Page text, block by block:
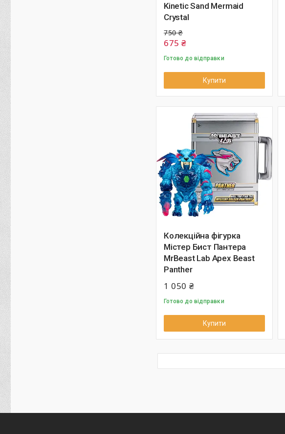
Kinetic Sand Mermaid
Crystal
750 ₴
675 ₴
Готово до відправки
Купити
Колекційна фігурка
Містер Бист Пантера
MrBeast Lab Apex Beast
Panther
1 050 ₴
Готово до відправки
Купити